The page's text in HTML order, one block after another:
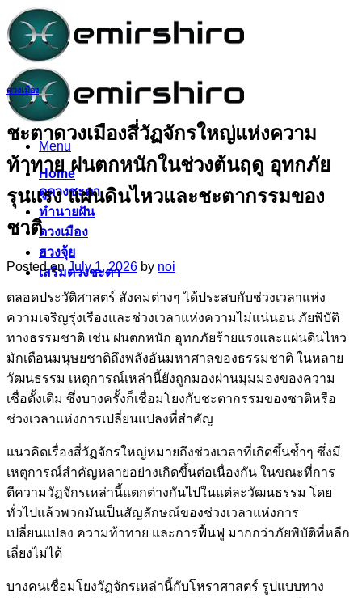
Skip
to
content
Menu
Home
ดูดวงชะตา
ทำนายฝัน
ดวงเมือง
ฮวงจุ้ย
เสริมดวงชะตา
ดวงเมือง
ชะตาดวงเมืองสี่วัฏจักรใหญ่แห่งความ
ท้าทาย ฝนตกหนักในช่วงต้นฤดู อุทกภัย
รุนแรง แผ่นดินไหวและชะตากรรมของ
ชาติ
Posted onJuly 1, 2026 by noi
ตลอดประวัติศาสตร์ สังคมต่างๆ ได้ประสบกับช่วงเวลาแห่ง
ความเจริญรุ่งเรืองและช่วงเวลาแห่งความไม่แน่นอน ภัยพิบัติ
ทางธรรมชาติ เช่น ฝนตกหนัก อุทกภัยร้ายแรงและแผ่นดินไหว
มักเตือนมนุษยชาติถึงพลังอันมหาศาลของธรรมชาติ ในหลาย
วัฒนธรรม เหตุการณ์เหล่านี้ยังถูกมองผ่านมุมมองของความ
เชื่อดั้งเดิม ซึ่งบางครั้งก็เชื่อมโยงกับชะตากรรมของชาติหรือ
ช่วงเวลาแห่งการเปลี่ยนแปลงที่สำคัญ
แนวคิดเรื่องสี่วัฏจักรใหญ่หมายถึงช่วงเวลาที่เกิดขึ้นซ้ำๆ ซึ่งมี
เหตุการณ์สำคัญหลายอย่างเกิดขึ้นต่อเนื่องกัน ในขณะที่การ
ตีความวัฏจักรเหล่านี้แตกต่างกันไปในแต่ละวัฒนธรรม โดย
ทั่วไปแล้วพวกมันเป็นสัญลักษณ์ของช่วงเวลาแห่งการ
เปลี่ยนแปลง ความท้าทาย และการฟื้นฟู มากกว่าภัยพิบัติที่หลีก
เลี่ยงไม่ได้
บางคนเชื่อมโยงวัฏจักรเหล่านี้กับโหราศาสตร์ รูปแบบทาง